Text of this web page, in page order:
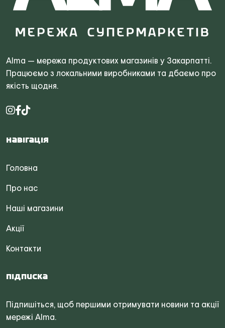
Alma — мережа продуктових магазинів у Закарпатті.
Працюємо з локальними виробниками та дбаємо про
якість щодня.
Навігація
Головна
Про нас
Наші магазини
Акції
Контакти
Підписка
Підпишіться, щоб першими отримувати новини та акції
мережі Alma.